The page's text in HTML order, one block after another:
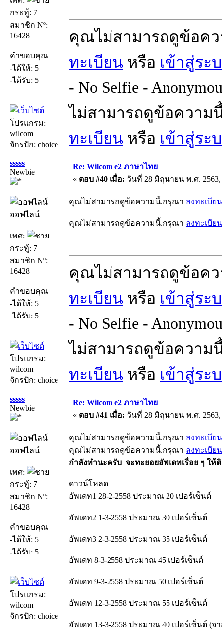
กระทู้: 7
สมาชิก Nº:
16428
คำขอบคุณ
-ได้ให้: 5
-ได้รับ: 5
โปรแกรม:
wilcom
จักรปัก: choice
คุณไม่สามารถดูข้อค
ทะเบียน หรือ เข้าสู่ระ
- No Selfie -
ไม่สามารถดูข้อควา
ทะเบียน หรือ เข้าสู่ระ
sssss
Newbie
ออฟไลน์
เพศ:
กระทู้: 7
สมาชิก Nº:
16428
คำขอบคุณ
-ได้ให้: 5
-ได้รับ: 5
โปรแกรม:
wilcom
จักรปัก: choice
Re: Wilcom e2 ภาษาไทย
« ตอบ #40 เมื่อ: วันที่ 28 มิถุนายน พ.ศ. 2563,
คุณไม่สามารถดูข้อความนี้.กรุณา ลงทะเบียน
คุณไม่สามารถดูข้อความนี้.กรุณา ลงทะเบียน
คุณไม่สามารถดูข้อค
ทะเบียน หรือ เข้าสู่ระ
- No Selfie -
ไม่สามารถดูข้อควา
ทะเบียน หรือ เข้าสู่ระ
sssss
Newbie
ออฟไลน์
เพศ:
กระทู้: 7
สมาชิก Nº:
16428
คำขอบคุณ
-ได้ให้: 5
-ได้รับ: 5
โปรแกรม:
wilcom
จักรปัก: choice
Re: Wilcom e2 ภาษาไทย
« ตอบ #41 เมื่อ: วันที่ 28 มิถุนายน พ.ศ. 2563,
คุณไม่สามารถดูข้อความนี้.กรุณา ลงทะเบียน
คุณไม่สามารถดูข้อความนี้.กรุณา ลงทะเบียน
กำลังทำนะครับ จะทะยอยอัพเดทเรื่อย ๆ ให้
ดาวน์โหลด
อัพเดท1 28-2-2558 ประมาณ 20 เปอร์เซ็นต์
อัพเดท2 1-3-2558 ประมาณ 30 เปอร์เซ็นต์
อัพเดท3 2-3-2558 ประมาณ 35 เปอร์เซ็นต์
อัพเดท 8-3-2558 ประมาณ 45 เปอร์เซ็นต์
อัพเดท 9-3-2558 ประมาณ 50 เปอร์เซ็นต์
อัพเดท 12-3-2558 ประมาณ 55 เปอร์เซ็นต์
อัพเดท 13-3-2558 ประมาณ 40 เปอร์เซ็นต์ (จ